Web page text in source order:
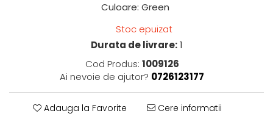
Culoare: Green
Stoc epuizat
Durata de livrare:1
Cod Produs: 1009126
Ai nevoie de ajutor? 0726123177
Adauga la Favorite Cere informatii